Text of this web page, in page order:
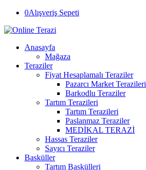
0Alışveriş Sepeti
Anasayfa
Mağaza
Teraziler
Fiyat Hesaplamalı Teraziler
Pazarcı Market Terazileri
Barkodlu Teraziler
Tartım Terazileri
Tartım Terazileri
Paslanmaz Teraziler
MEDİKAL TERAZİ
Hassas Teraziler
Sayıcı Teraziler
Basküller
Tartım Baskülleri